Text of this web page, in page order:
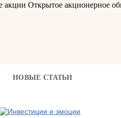
акции Открытое акционерное
НОВЫЕ СТАТЬИ